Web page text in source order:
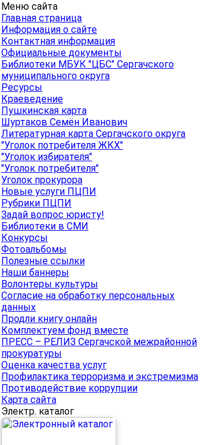
Меню сайта
Главная страница
Информация о сайте
Контактная информация
Официальные документы
Библиотеки МБУК "ЦБС" Сергачского
муниципального округа
Ресурсы
Краеведение
Пушкинская карта
Шуртаков Семён Иванович
Литературная карта Сергачского округа
"Уголок потребителя ЖКХ"
"Уголок избирателя"
"Уголок потребителя"
Уголок прокурора
Новые услуги ПЦПИ
Рубрики ПЦПИ
Задай вопрос юристу!
Библиотеки в СМИ
Конкурсы
Фотоальбомы
Полезные ссылки
Наши баннеры
Волонтеры культуры
Согласие на обработку персональных
данных
Продли книгу онлайн
Комплектуем фонд вместе
ПРЕСС – РЕЛИЗ Сергачской межрайонной
прокуратуры
Оценка качества услуг
Профилактика терроризма и экстремизма
Противодействие коррупции
Карта сайта
Электр. каталог